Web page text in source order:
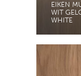
EIKEN
WIT
WHITE